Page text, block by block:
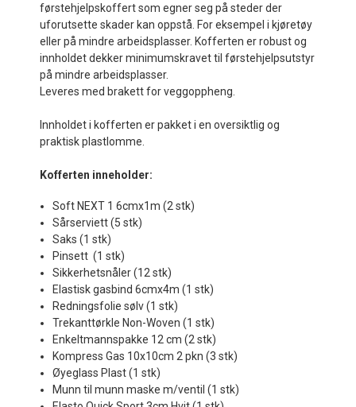
førstehjelpskoffert som egner seg på steder der
uforutsette skader kan oppstå. For eksempel i kjøretøy
eller på mindre arbeidsplasser. Kofferten er robust og
innholdet dekker minimumskravet til førstehjelpsutstyr
på mindre arbeidsplasser.
Leveres med brakett for veggoppheng.
Innholdet i kofferten er pakket i en oversiktlig og
praktisk plastlomme.
Kofferten inneholder:
Soft NEXT 1 6cmx1m (2 stk)
Sårserviett (5 stk)
Saks (1 stk)
Pinsett (1 stk)
Sikkerhetsnåler (12 stk)
Elastisk gasbind 6cmx4m (1 stk)
Redningsfolie sølv (1 stk)
Trekanttørkle Non-Woven (1 stk)
Enkeltmannspakke 12 cm (2 stk)
Kompress Gas 10x10cm 2 pkn (3 stk)
Øyeglass Plast (1 stk)
Munn til munn maske m/ventil (1 stk)